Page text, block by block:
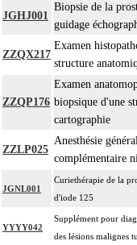
JGHJ001
Biopsie de la
guidage
ZZQX217
Examen
structure
ZZQP176
Examen
biopsique d'une
cartographie
ZZLP025
Anesthésie
complémentaire
JGNL001
Curiethérapie de la
d'iode 125
YYYY042
Supplément pour
des lésions malignes